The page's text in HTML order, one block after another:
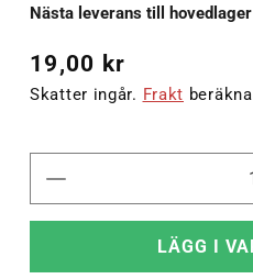
Nästa leverans till hovedlager
Ordinarie
pris
19,00 kr
Skatter ingår. Frakt
kvantitet
LÄGG I